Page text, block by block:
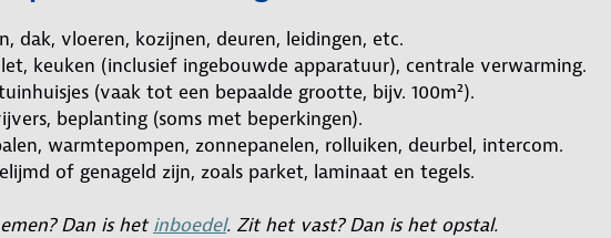
dak, vloeren, kozijnen, deuren, leidingen, etc.
keuken (inclusief ingebouwde apparatuur), centrale verwarming.
(vaak tot een bepaalde grootte, bijv. 100m²).
beplanting (soms met beperkingen).
warmtepompen, zonnepanelen, rolluiken, deurbel, intercom.
of genageld zijn, zoals parket, laminaat en tegels.
Dan is hetinboedel. Zit het vast? Dan is het opstal.